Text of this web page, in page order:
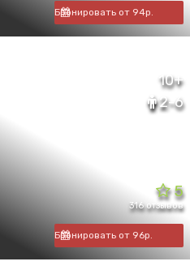
Бронировать от 94р.
10+
2-6
5
316 отзывов
Бронировать от 96р.